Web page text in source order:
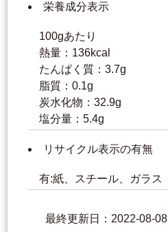
栄養成分表示
100gあたり
熱量：136kcal
たんぱく質：3.7g
脂質：0.1g
炭水化物：32.9g
塩分量：5.4g
リサイクル表示の有無
有:紙、スチール、ガラス
最終更新日：2022-08-08